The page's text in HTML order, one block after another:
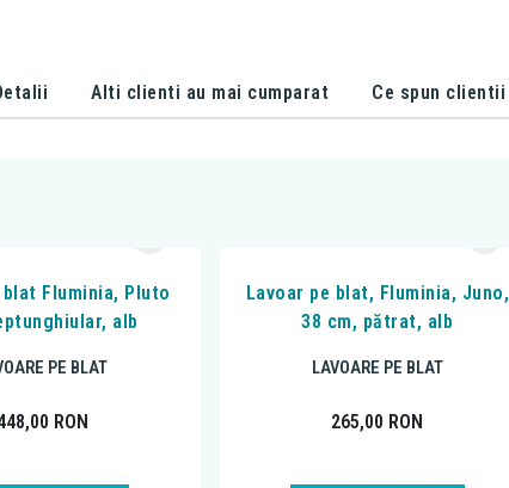
Alti clienti au mai cumparat Ce spun clientii
blat Fluminia, Pluto
alb
PE BLAT
RON
Lavoar pe blat, Fluminia, Juno,
38 cm, pătrat, alb
LAVOARE PE BLAT
265,00 RON